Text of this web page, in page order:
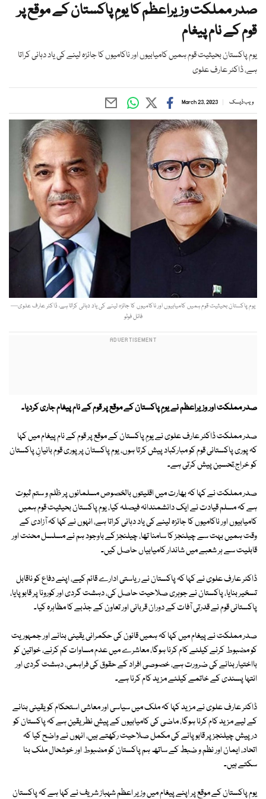
صدر مملکت وزیراعظم کا یومِ پاکستان کے موقع پر
قوم کے نام پیغام
یوم پاکستان بحیثیت قوم ہمیں کامیابیوں اور ناکامیوں کا جائزہ لینے کی یاد دہانی کراتا
ہے، ڈاکٹر عارف علوی
ویب ڈیسک March 23, 2023
یوم پاکستان بحیثیت قوم ہمیں کامیابیوں اور ناکامیوں کا جائزہ لینے کی یاد دہانی کراتا ہے، ڈاکٹر عارف علوی—
فائل فوٹو
صدر مملکت اور وزیراعظم نے یومِ پاکستان کے موقع پر قوم کے نام پیغام جاری کردیا۔
صدر مملکت ڈاکٹر عارف علوی نے یومِ پاکستان کے موقع پر قوم کے نام پیغام میں کہا
کہ پوری پاکستانی قوم کو مبارکباد پیش کرتا ہوں، یوم پاکستان پر پوری قوم بانیانِ پاکستان
کو خراج ِتحسین پیش کرتی ہے۔
صدر مملکت نے کہا کہ بھارت میں اقلیتوں بالخصوص مسلمانوں پر ظلم و ستم ثبوت
ہے کہ مسلم قیادت نے ایک دانشمندانہ فیصلہ کیا، یوم پاکستان بحیثیت قوم ہمیں
کامیابیوں اور ناکامیوں کا جائزہ لینے کی یاد دہانی کراتا ہے، انہوں نے کہا کہ آزادی کے
وقت ہمیں بہت سے چیلنجز کا سامنا تھا، چیلنجز کے باوجود ہم نے مسلسل محنت اور
قابلیت سے ہر شعبے میں شاندار کامیابیاں حاصل کیں۔
ڈاکٹر عارف علوی نے کہا کہ پاکستان نے ریاستی ادارے قائم کیے، اپنے دفاع کو ناقابل
تسخیر بنایا، پاکستان نے جوہری صلاحیت حاصل کی، دہشت گردی اور کورونا پر قابو پایا،
پاکستانی قوم نے قدرتی آفات کے دوران قربانی اور تعاون کے جذبے کا مظاہرہ کیا۔
صدر مملکت نے پیغام میں کہا کہ ہمیں قانون کی حکمرانی یقینی بنانے اور جمہوریت
کو مضبوط کرنے کیلئے کام کرنا ہوگا، معاشرے میں عدم مساوات کم کرنے، خواتین کو
بااختیار بنانے کی ضرورت ہے، خصوصی افراد کے حقوق کی فراہمی، دہشت گردی اور
انتہا پسندی کے خاتمے کیلئے مزید کام کرنا ہے۔
ڈاکٹر عارف علوی نے مزید کہا کہ ملک میں سیاسی اور معاشی استحکام کو یقینی بنانے
کے لیے مزید کام کرنا ہوگا، ماضی کی کامیابیوں کے پیشِ نظر یقین ہے کہ پاکستان کو
درپیش چیلنجز پر قابو پانے کی مکمل صلاحیت رکھتے ہیں، انہوں نے واضح کیا کہ
اتحاد، ایمان اور نظم و ضبط کے ساتھ ہم پاکستان کو مضبوط اور خوشحال ملک بنا
سکتے ہیں۔
یوم پاکستان کے موقع پر اپنے پیغام میں وزیر اعظم شہباز شریف نے کہا ہے کہ پاکستان